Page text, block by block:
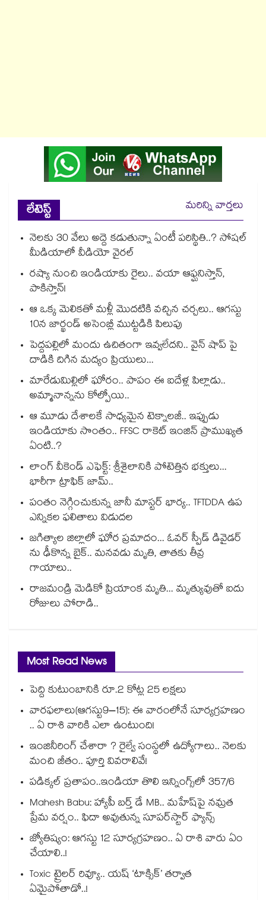
లేటెస్ట్
మరిన్ని వార్తలు
నెలకు 30 వేలు అద్దె కడుతున్నా ఏంటీ పరిస్థితి..? సోషల్
మీడియాలో వీడియో వైరల్
రష్యా నుంచి ఇండియాకు రైలు.. వయా ఆఫ్ఘనిస్తాన్,
పాకిస్తాన్!
ఆ ఒక్క మెలికతో మళ్లీ మొదటికి వచ్చిన చర్చలు.. ఆగస్టు
10న జార్ఖండ్ అసెంబ్లీ ముట్టడికి పిలుపు
పెద్దపల్లిలో మందు ఉచితంగా ఇవ్వలేదని.. వైన్ షాప్ పై
దాడికి దిగిన మద్యం ప్రియులు...
మారేడుమిల్లిలో ఘోరం.. పాపం ఈ ఐదేళ్ల పిల్లాడు..
అమ్మానాన్నను కోల్పోయి..
ఆ మూడు దేశాలకే సాధ్యమైన టెక్నాలజీ.. ఇప్పుడు
ఇండియాకు సొంతం.. FFSC రాకెట్ ఇంజిన్ ప్రాముఖ్యత
ఏంటి..?
లాంగ్ వీకెండ్ ఎఫెక్ట్: శ్రీశైలానికి పోటెత్తిన భక్తులు...
భారీగా ట్రాఫిక్ జామ్..
పంతం నెగ్గించుకున్న జానీ మాస్టర్ భార్య.. TFTDDA ఉప
ఎన్నికల ఫలితాలు విడుదల
జగిత్యాల జిల్లాలో ఘోర ప్రమాదం... ఓవర్ స్పీడ్ డివైడర్
ను ఢీకొన్న బైక్.. మనవడు మృతి, తాతకు తీవ్ర
గాయాలు..
రాజమండ్రి మెడికో ప్రియాంక మృతి... మృత్యువుతో ఐదు
రోజులు పోరాడి..
Most Read News
పెద్ది కుటుంబానికి రూ.2 కోట్ల 25 లక్షలు
వారఫలాలు(ఆగస్టు9–15): ఈ వారంలోనే సూర్యగ్రహణం
.. ఏ రాశి వారికి ఎలా ఉంటుంది!
ఇంజినీరింగ్ చేశారా ? రైల్వే సంస్థలో ఉద్యోగాలు.. నెలకు
మంచి జీతం.. పూర్తి వివరాలివే!
పడిక్కల్‌‌ ప్రతాపం..ఇండియా తొలి ఇన్నింగ్స్‌‌లో 357/6
Mahesh Babu: హ్యాపీ బర్త్ డే MB.. మహేష్‌పై నమ్రత
ప్రేమ వర్షం.. ఫిదా అవుతున్న సూపర్‌స్టార్ ఫ్యాన్స్
జ్యోతిష్యం: ఆగస్టు 12 సూర్యగ్రహణం.. ఏ రాశి వారు ఏం
చేయాలి..!
Toxic ట్రైలర్ రివ్యూ.. యష్ ‘టాక్సిక్’ తర్వాత
ఏమైపోతాడో..!